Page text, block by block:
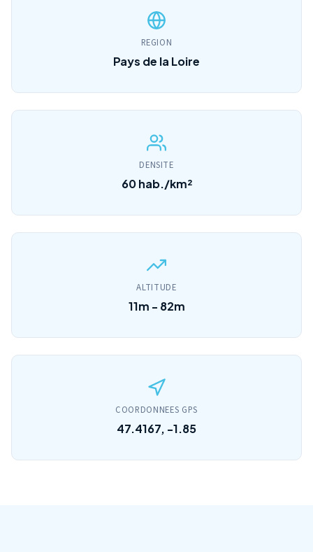
REGION
Pays de la Loire
DENSITE
60 hab./km²
ALTITUDE
11m - 82m
COORDONNEES GPS
47.4167, -1.85